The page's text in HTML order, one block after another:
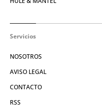
Servicios
NOSOTROS
AVISO LEGAL
CONTACTO
RSS